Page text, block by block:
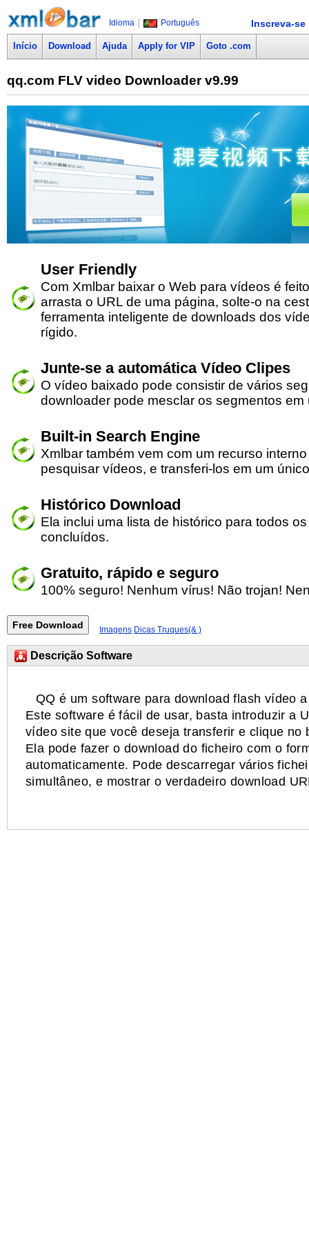
Idioma Português Inscreva-se
Início Download Ajuda Apply for VIP Goto .com
qq.com FLV video Downloader v9.99
User Friendly
Com Xmlbar baixar o Web para vídeos é
arrasta o URL de uma página, solte-o na
ferramenta inteligente de downloads dos
rígido.
Junte-se a automática Vídeo Clipes
O vídeo baixado pode consistir de vários
downloader pode mesclar os segmentos
Built-in Search Engine
Xmlbar também vem com um recurso
pesquisar vídeos, e transferi-los em um
Histórico Download
Ela inclui uma lista de histórico para todos
concluídos.
Gratuito, rápido e seguro
100% seguro! Nenhum vírus! Não trojan!
Imagens Dicas Truques(& )
Descrição Software
QQ é um software para download flash vídeo
Este software é fácil de usar, basta introduzir a
vídeo site que você deseja transferir e clique no
Ela pode fazer o download do ficheiro com o
automaticamente. Pode descarregar vários
simultâneo, e mostrar o verdadeiro download